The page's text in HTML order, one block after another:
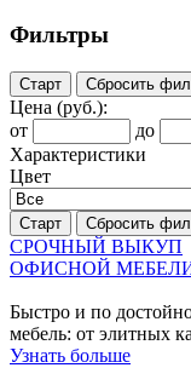
Фильтры
Старт Сбросить
Цена (руб.):
от
до
Характеристики
Цвет
Старт Сбросить
СРОЧНЫЙ ВЫКУП
ОФИСНОЙ
Быстро и по
мебель: от элитных
Узнать больше